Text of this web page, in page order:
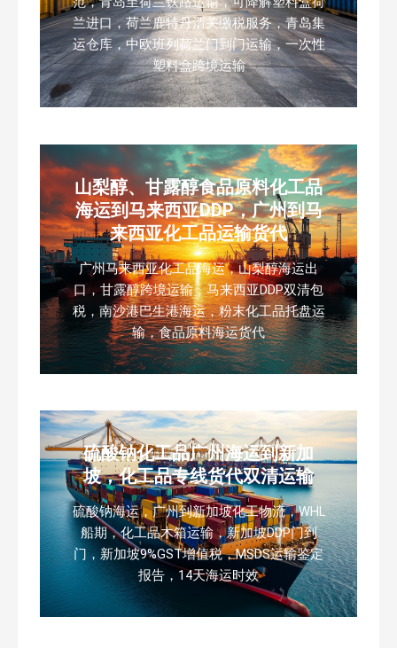
兰进口，荷兰鹿特丹清关缴税服务，青岛集
运仓库，中欧班列荷兰门到门运输，一次性
塑料盒跨境运输
山梨醇、甘露醇食品原料化工品
海运到马来西亚DDP，广州到马
来西亚化工品运输货代
广州马来西亚化工品海运，山梨醇海运出
口，甘露醇跨境运输，马来西亚DDP双清包
税，南沙港巴生港海运，粉末化工品托盘运
输，食品原料海运货代
硫酸钠化工品广州海运到新加
坡，化工品专线货代双清运输
硫酸钠海运，广州到新加坡化工物流，WHL
船期，化工品木箱运输，新加坡DDP门到
门，新加坡9%GST增值税，MSDS运输鉴定
报告，14天海运时效